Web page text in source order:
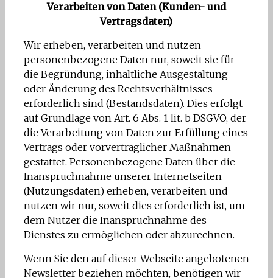
Verarbeiten von Daten (Kunden- und
Vertragsdaten)
Wir erheben, verarbeiten und nutzen
personenbezogene Daten nur, soweit sie für
die Begründung, inhaltliche Ausgestaltung
oder Änderung des Rechtsverhältnisses
erforderlich sind (Bestandsdaten). Dies erfolgt
auf Grundlage von Art. 6 Abs. 1 lit. b DSGVO, der
die Verarbeitung von Daten zur Erfüllung eines
Vertrags oder vorvertraglicher Maßnahmen
gestattet. Personenbezogene Daten über die
Inanspruchnahme unserer Internetseiten
(Nutzungsdaten) erheben, verarbeiten und
nutzen wir nur, soweit dies erforderlich ist, um
dem Nutzer die Inanspruchnahme des
Dienstes zu ermöglichen oder abzurechnen.
Wenn Sie den auf dieser Webseite angebotenen
Newsletter beziehen möchten, benötigen wir